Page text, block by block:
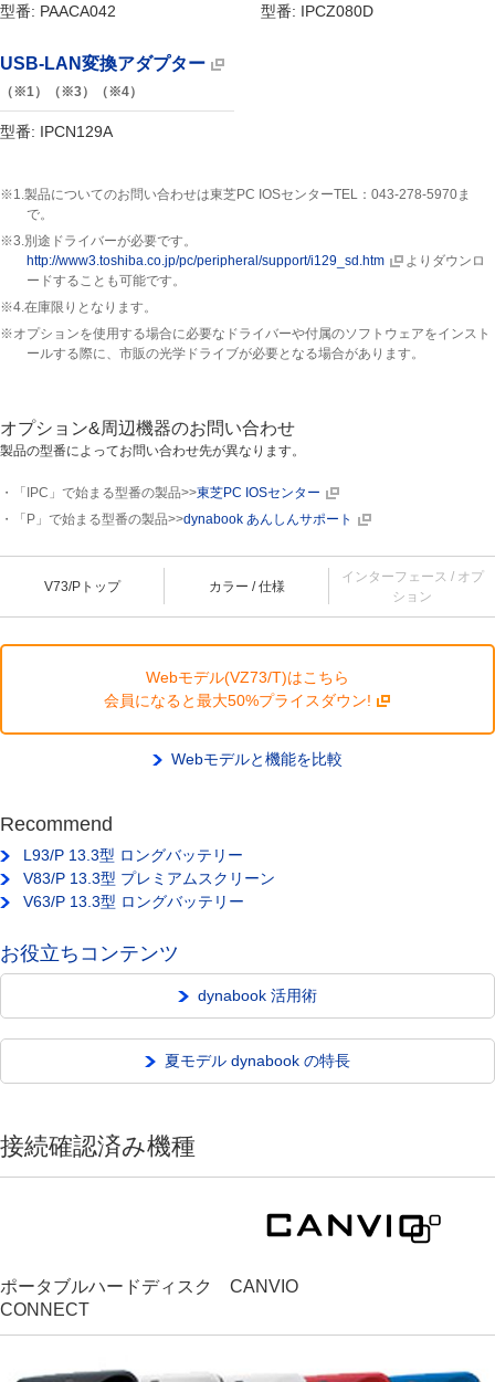
型番: PAACA042 型番: IPCZ080D
USB-LAN変換アダプター
（※1）（※3）（※4）
型番: IPCN129A
※1.製品についてのお問い合わせは東芝PC IOSセンターTEL：043-278-5970ま
で。
※3.別途ドライバーが必要です。
http://www3.toshiba.co.jp/pc/peripheral/support/i129_sd.htm
よりダウンロ
ードすることも可能です。
※4.在庫限りとなります。
※オプションを使用する場合に必要なドライバーや付属のソフトウェアをインスト
ールする際に、市販の光学ドライブが必要となる場合があります。
オプション&周辺機器のお問い合わせ
製品の型番によってお問い合わせ先が異なります。
・「IPC」で始まる型番の製品>>東芝PC IOSセンター
・「P」で始まる型番の製品>>dynabook あんしんサポート
V73/Pトップ カラー / 仕様
インターフェース / オプ
ション
Webモデル(VZ73/T)はこちら
会員になると最大50%プライスダウン!
Webモデルと機能を比較
Recommend
L93/P 13.3型 ロングバッテリー
V83/P 13.3型 プレミアムスクリーン
V63/P 13.3型 ロングバッテリー
お役立ちコンテンツ
dynabook 活用術
夏モデル dynabook の特長
接続確認済み機種
ポータブルハードディスク CANVIO
CONNECT